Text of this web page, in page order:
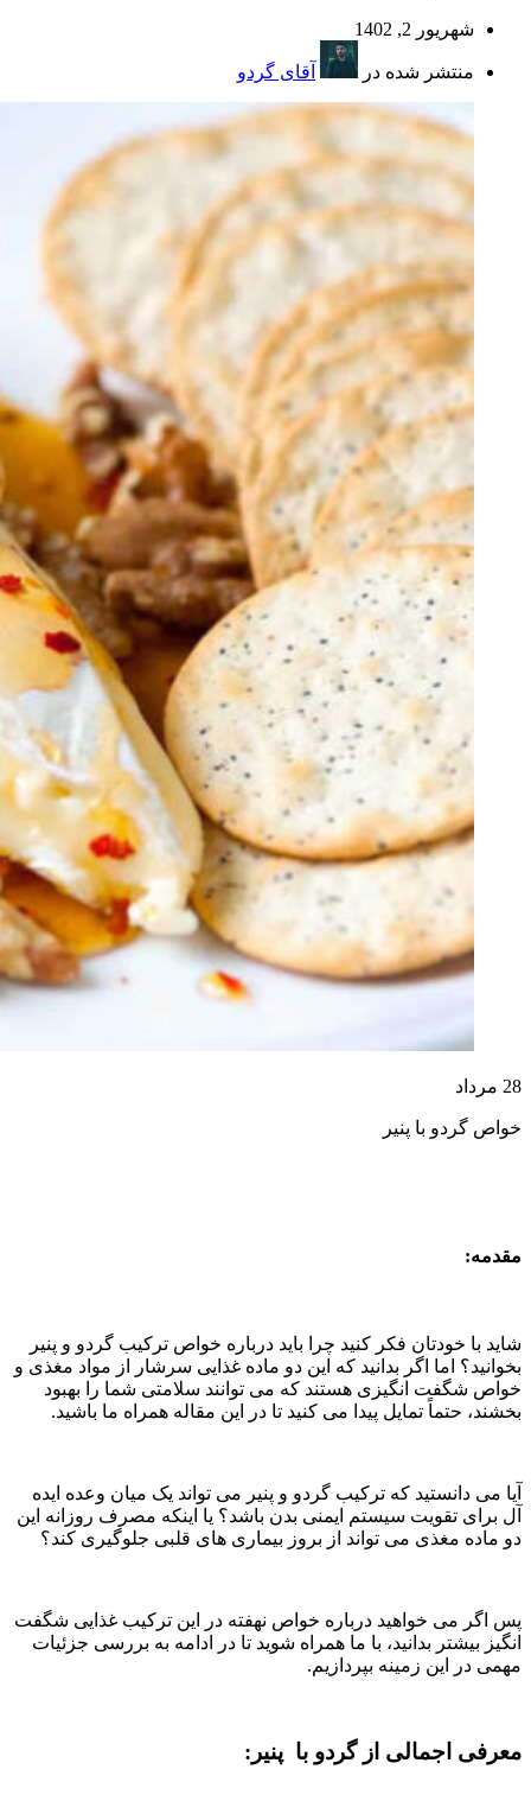
شهریور 2, 1402
منتشر شده در آقای گردو
28 مرداد
خواص گردو با پنیر
مقدمه:
شاید با خودتان فکر کنید چرا باید درباره خواص ترکیب گردو و پنیر
بخوانید؟ اما اگر بدانید که این دو ماده غذایی سرشار از مواد مغذی و
خواص شگفت انگیزی هستند که می توانند سلامتی شما را بهبود
بخشند، حتماً تمایل پیدا می کنید تا در این مقاله همراه ما باشید.
آیا می دانستید که ترکیب گردو و پنیر می تواند یک میان وعده ایده
آل برای تقویت سیستم ایمنی بدن باشد؟ یا اینکه مصرف روزانه این
دو ماده مغذی می تواند از بروز بیماری های قلبی جلوگیری کند؟
پس اگر می خواهید درباره خواص نهفته در این ترکیب غذایی شگفت
انگیز بیشتر بدانید، با ما همراه شوید تا در ادامه به بررسی جزئیات
مهمی در این زمینه بپردازیم.
معرفی اجمالی از گردو با پنیر: